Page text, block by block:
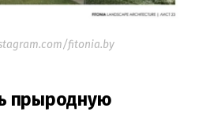
fitonia.by
прыродную